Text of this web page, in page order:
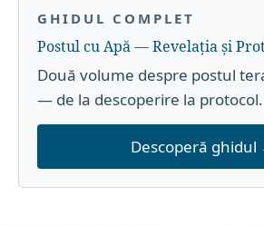
GHIDUL COMPLET
Postul cu Apă — Revelația și
Două volume despre postul
— de la descoperire la protocol.
Descoperă ghidul